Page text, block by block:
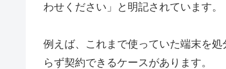
わせください」と明記されています。
例えば、これまで使っていた端末を
らず契約できるケースがあります。